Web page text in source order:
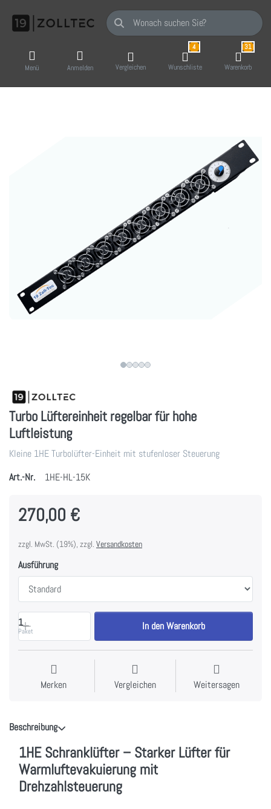
Geben Sie einen Suchbegriff ein. Während
Menü Anmelden Vergleichen
4
Wunschliste
31
Warenkorb
Turbo Lüftereinheit regelbar für hohe
Luftleistung
Kleine 1HE Turbolüfter-Einheit mit stufenloser Steuerung
Art.-Nr.
1HE-HL-15K
270,00 €
zzgl. MwSt. (19%), zzgl. Versandkosten
Ausführung
1
Paket In den Warenkorb
Merken Vergleichen Weitersagen
Beschreibung
1HE Schranklüfter – Starker Lüfter für
Warmluftevakuierung mit
Drehzahlsteuerung